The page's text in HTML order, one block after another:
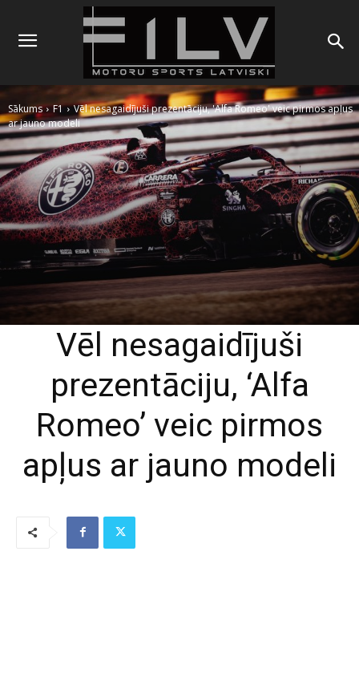
Sākums F1
Vēl nesagaidījuši prezentāciju, 'Alfa Romeo' veic pirmos apļus
ar jauno modeli
Vēl nesagaidījuši
prezentāciju, ‘Alfa
Romeo’ veic pirmos
apļus ar jauno modeli